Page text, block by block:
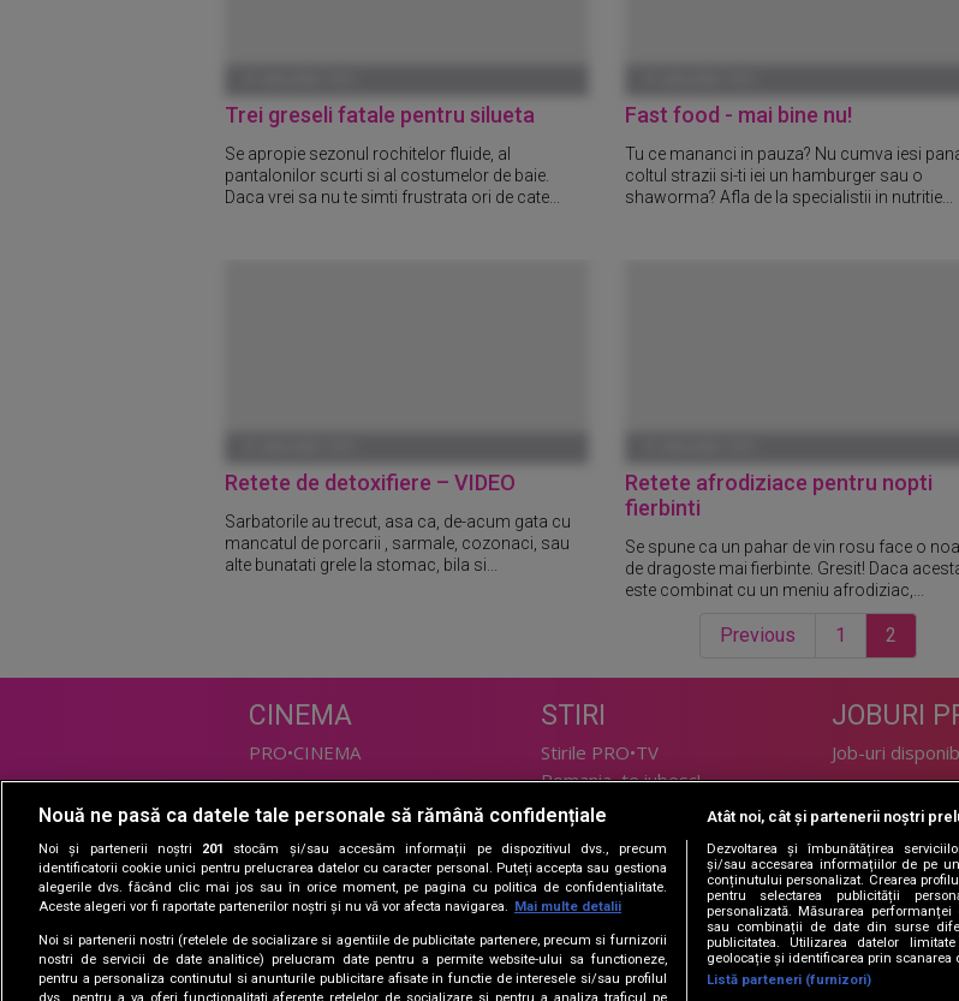
Trei greseli fatale pentru silueta
Se apropie sezonul rochitelor fluide, al
pantalonilor scurti si al costumelor de baie.
Daca vrei sa nu te simti frustrata ori de cate...
Fast food - mai bine nu!
Tu ce mananci in pauza? Nu cumva iesi
coltul strazii si-ti iei un hamburger sau o
shaworma? Afla de la specialistii in nutritie...
Retete de detoxifiere – VIDEO
Sarbatorile au trecut, asa ca, de-acum gata cu
mancatul de porcarii , sarmale, cozonaci, sau
alte bunatati grele la stomac, bila si...
Retete afrodiziace pentru nopti
fierbinti
Se spune ca un pahar de vin rosu face o
de dragoste mai fierbinte. Gresit! Daca
este combinat cu un meniu afrodiziac,...
Previous 1 2
CINEMA
PRO•CINEMA
DIVERTISMENT
PRO•TV
Romanii au talent
Vocea Romaniei
Las Fierbinti
La Maruta
STIRI
Stirile PRO•TV
Romania, te iubesc!
TEHNOLOGIE
I Like IT
SPORT
JOBURI
Job-uri
Doctor de Bine
Acasă
Acasă Gold
Perfecte
DeBarbati
Nouă ne pasă ca datele tale personale să rămână confidențiale
Noi și partenerii noștri 201
stocăm și/sau accesăm informații pe dispozitivul dvs., precum
identificatorii cookie unici pentru prelucrarea datelor cu caracter personal. Puteți accepta sau gestiona
alegerile dvs. făcând clic mai jos sau în orice moment, pe pagina cu politica de confidențialitate.
Aceste alegeri vor fi raportate partenerilor noștri și nu vă vor afecta navigarea.
Mai multe detalii
Noi si partenerii nostri (retelele de socializare si agentiile de publicitate partenere, precum si furnizorii
nostri de servicii de date analitice) prelucram date pentru a permite website-ului sa functioneze,
pentru a personaliza continutul si anunturile publicitare afisate in functie de interesele si/sau profilul
dvs., pentru a va oferi functionalitati aferente retelelor de socializare si pentru a analiza traficul pe
Atât noi, cât și partenerii noștri
Dezvoltarea și îmbunătățirea
și/sau accesarea informațiilor de pe
conținutului personalizat. Crearea
pentru selectarea publicității
personalizată. Măsurarea
sau combinații de date din surse
publicitatea. Utilizarea datelor
geolocație și identificarea prin scanarea
Listă parteneri (furnizori)